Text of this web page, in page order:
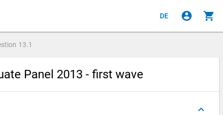
DE account_circle shopping_cart
13.1
Panel 2013 - first wave
keyboard_arrow_up